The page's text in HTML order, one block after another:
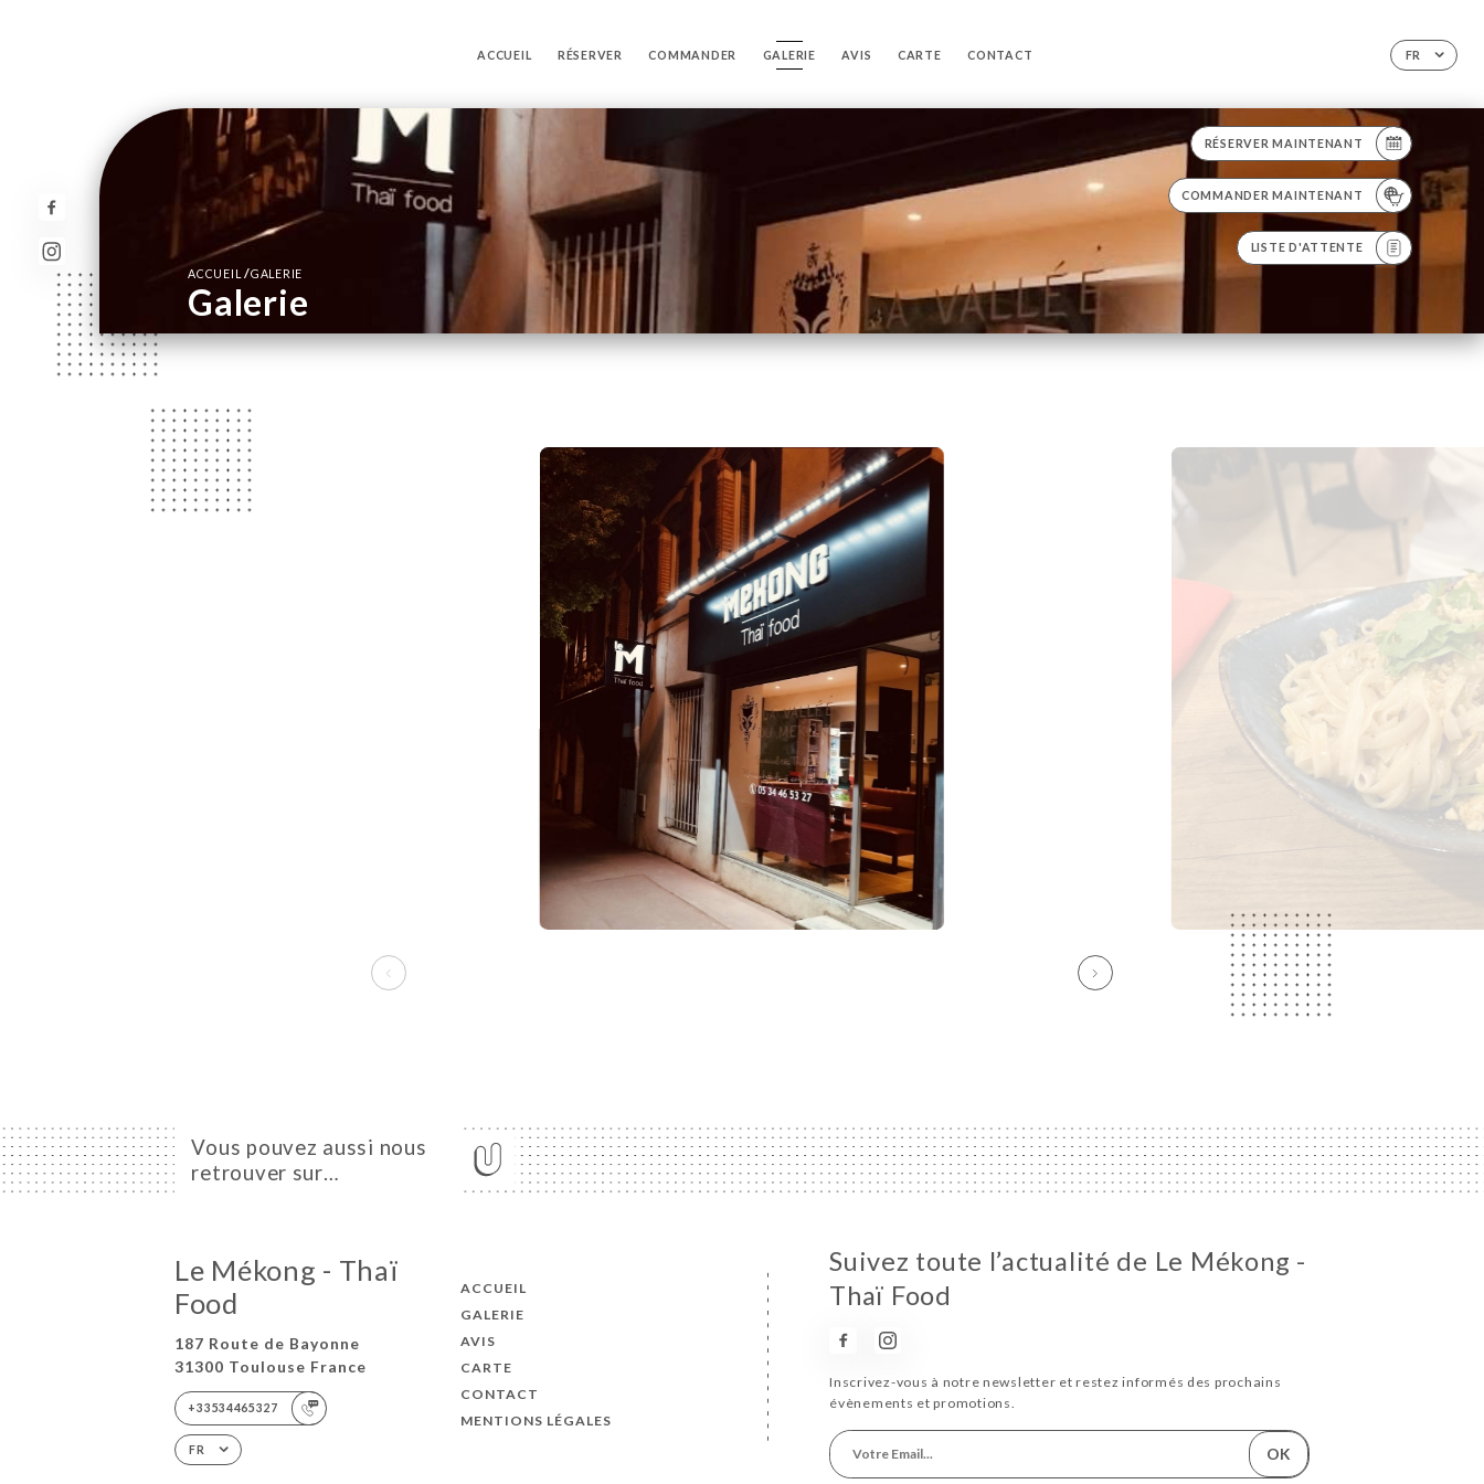
FR
ACCUEIL RÉSERVER COMMANDER GALERIE AVIS CARTE CONTACT
RÉSERVER MAINTENANT
COMMANDER MAINTENANT
LISTE D'ATTENTE
ACCUEIL/GALERIE
Galerie
Vous pouvez aussi nous
retrouver sur…
Le Mékong - Thaï
Food
187 Route de Bayonne
31300 Toulouse France
+33534465327
FR
ACCUEIL
GALERIE
AVIS
CARTE
CONTACT
MENTIONS LÉGALES
Suivez toute l’actualité de Le Mékong -
Thaï Food
Inscrivez-vous à notre newsletter et restez informés des prochains
évènements et promotions.
OK